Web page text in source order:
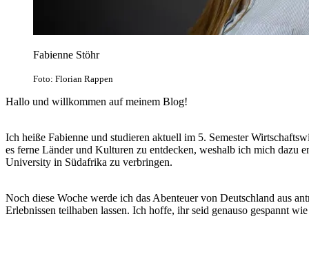
Fabienne Stöhr
Foto: Florian Rappen
Hallo und willkommen auf meinem Blog!
Ich heiße Fabienne und studieren aktuell im 5. Semester
es ferne Länder und Kulturen zu entdecken, weshalb ich mich dazu
University in Südafrika zu verbringen.
Noch diese Woche werde ich das Abenteuer von Deutschland aus
Erlebnissen teilhaben lassen. Ich hoffe, ihr seid genauso gespannt